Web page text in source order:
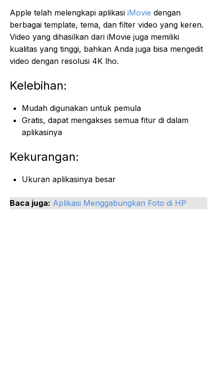
Apple telah melengkapi aplikasi iMovie dengan
berbagai template, tema, dan filter video yang keren.
Video yang dihasilkan dari iMovie juga memiliki
kualitas yang tinggi, bahkan Anda juga bisa mengedit
video dengan resolusi 4K lho.
Kelebihan:
Mudah digunakan untuk pemula
Gratis, dapat mengakses semua fitur di dalam
aplikasinya
Kekurangan:
Ukuran aplikasinya besar
Baca juga: Aplikasi Menggabungkan Foto di HP